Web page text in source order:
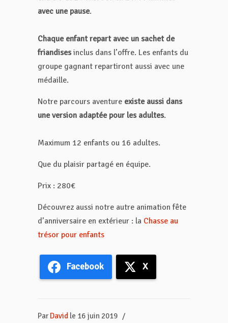
avec une pause.
Chaque enfant repart avec un sachet de
friandisesinclus dans l’offre. Les enfants du
groupe gagnant repartiront aussi avec une
médaille.
Notre parcours aventure existe aussi dans
une version adaptée pour les adultes.
Maximum 12 enfants ou 16 adultes.
Que du plaisir partagé en équipe.
Prix : 280€
Découvrez aussi notre autre animation fête
d’anniversaire en extérieur : la Chasse au
trésor pour enfants
Facebook X
Par David le 16 juin 2019 /